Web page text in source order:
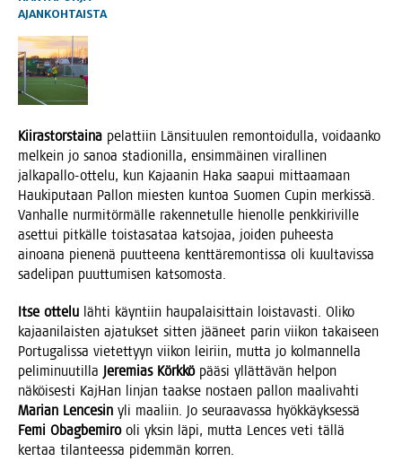
AJANKOHTAISTA
Kii­ras­tors­tai­na pelat­tiin Län­si­tuu­len remon­toi­dul­la, voi­daan­ko
mel­kein jo sanoa sta­dio­nil­la, ensim­mäi­nen viral­li­nen
jal­ka­pal­lo-otte­lu, kun Kajaa­nin Haka saa­pui mit­taa­maan
Hau­ki­pu­taan Pal­lon mies­ten kun­toa Suo­men Cupin mer­kis­sä.
Van­hal­le nur­mi­tör­mäl­le raken­ne­tul­le hie­nol­le penk­ki­ri­vil­le
aset­tui pit­käl­le tois­ta­sa­taa kat­so­jaa, joi­den puhees­ta
ainoa­na pie­ne­nä puut­tee­na kent­tä­re­mon­tis­sa oli kuul­ta­vis­sa
sade­li­pan puut­tu­mi­sen katsomosta.
Itse otte­lu läh­ti käyn­tiin hau­pa­lai­sit­tain lois­ta­vas­ti. Oli­ko
kajaa­ni­lais­ten aja­tuk­set sit­ten jää­neet parin vii­kon takai­seen
Por­tu­ga­lis­sa vie­tet­tyyn vii­kon lei­riin, mut­ta jo kol­man­nel­la
peli­mi­nuu­til­la Jere­mias Körk­köpää­si yllät­tä­vän hel­pon
näköi­ses­ti Kaj­Han lin­jan taak­se nos­taen pal­lon maa­li­vah­ti
Marian Lence­sin yli maa­liin. Jo seu­raa­vas­sa hyök­käyk­ses­sä
Femi Obag­be­mi­rooli yksin läpi, mut­ta Lences veti täl­lä
ker­taa tilan­tees­sa pidem­män korren.